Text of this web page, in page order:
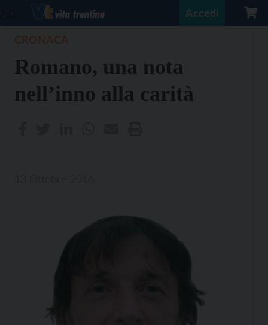
Accedi
Romano, una nota
nell’inno alla carità